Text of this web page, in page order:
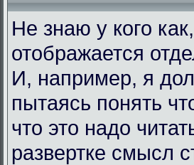
Не знаю у кого
отображается
И, например, я
пытаясь понять
что это надо
развертке смысл